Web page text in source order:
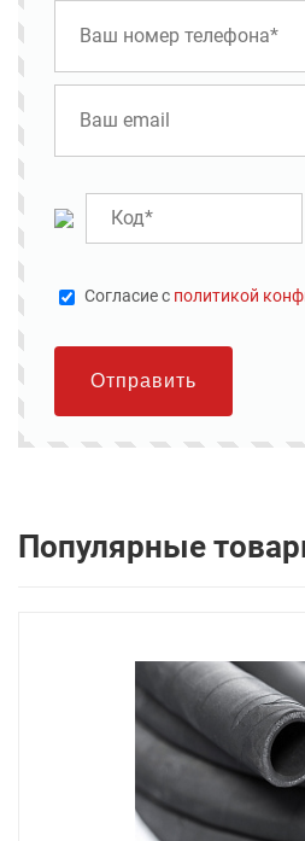
Cогласие с политикой
Отправить
Популярные